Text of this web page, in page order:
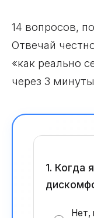
14 вопросов,
Отвечай
«как реально
через 3
1. Когда
Нет,